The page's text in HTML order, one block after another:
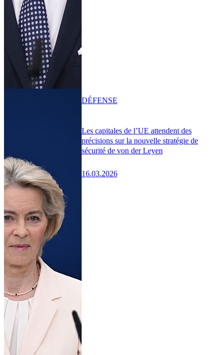
Les capitales de l’UE attendent des
précisions sur la nouvelle stratégie de
sécurité de von der Leyen
16.03.2026
DÉFENSE